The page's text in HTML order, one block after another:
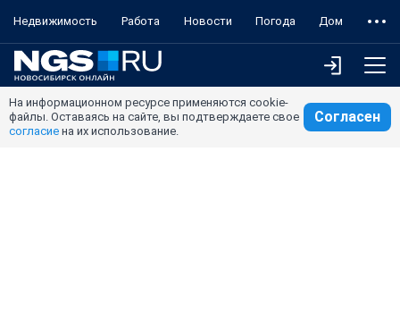
Недвижимость Работа Новости Погода Дом
На информационном ресурсе применяются cookie-
файлы. Оставаясь на сайте, вы подтверждаете свое
согласие на их использование.
Согласен